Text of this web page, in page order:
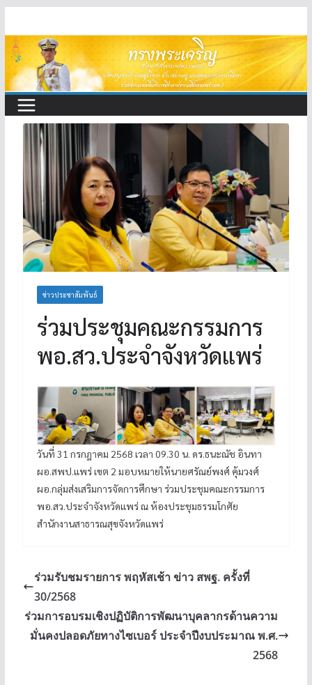
to
content
ข่าวประชาสัมพันธ์
ร่วมประชุมคณะกรรมการ
พอ.สว.ประจำจังหวัดแพร่
วันที่ 31 กรกฎาคม 2568 เวลา 09.30 น. ดร.ธนะณัช อินทา
ผอ.สพป.แพร่ เขต 2 มอบหมายให้นายศรัณย์พงศ์ คุ้มวงศ์
ผอ.กลุ่มส่งเสริมการจัดการศึกษา ร่วมประชุมคณะกรรมการ
พอ.สว.ประจำจังหวัดแพร่ ณ ห้องประชุมธรรมโกศัย
สำนักงานสาธารณสุขจังหวัดแพร่
ร่วมรับชมรายการ พฤหัสเช้า ข่าว สพฐ. ครั้งที่
30/2568
ร่วมการอบรมเชิงปฏิบัติการพัฒนาบุคลากรด้านความ
มั่นคงปลอดภัยทางไซเบอร์ ประจำปีงบประมาณ พ.ศ.
2568